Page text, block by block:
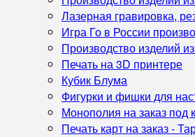
Лазерная гравировка,
Игра Го в России
Производство изделий
Печать на 3D принтере
Кубик Блума
Фигурки и фишки для
Монополия на заказ под
Печать карт на заказ -